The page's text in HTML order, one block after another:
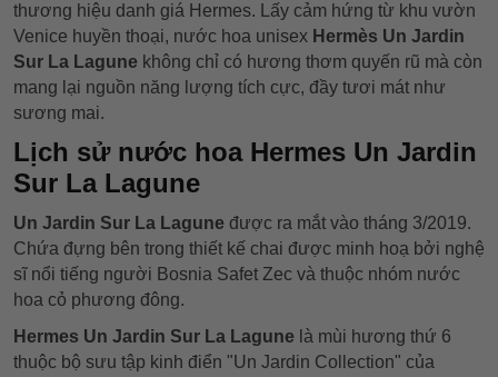
thương hiệu danh giá Hermes. Lấy cảm hứng từ khu vườn
Venice huyền thoại, nước hoa unisex Hermès Un Jardin
Sur La Lagune không chỉ có hương thơm quyến rũ mà còn
mang lại nguồn năng lượng tích cực, đầy tươi mát như
sương mai.
Lịch sử nước hoa Hermes Un Jardin
Sur La Lagune
Un Jardin Sur La Lagune được ra mắt vào tháng 3/2019.
Chứa đựng bên trong thiết kế chai được minh hoạ bởi nghệ
sĩ nổi tiếng người Bosnia Safet Zec và thuộc nhóm nước
hoa cỏ phương đông.
Hermes Un Jardin Sur La Lagune là mùi hương thứ 6
thuộc bộ sưu tập kinh điển "Un Jardin Collection" của